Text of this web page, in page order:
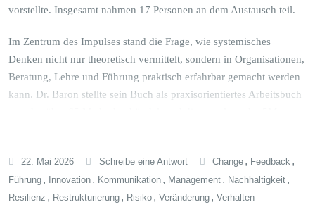
erfolgreich in Organisationen eingeführt werden können. Als
wesentliche Erfahrung wurde festgehalten: Statt zu lange nach
einem perfekten Ausgangsmodell zu suchen, sollten Organisationen
frühzeitig modellieren, die Beteiligten einbeziehen und ihre
Einblicke in die praktische Anwendung kybernetischer
Organisationsmodelle und allen Teilnehmenden für den engagierten
Austausch.
vorstellte. Insgesamt nahmen 17 Personen an dem Austausch teil.
Im Zentrum des Impulses stand die Frage, wie systemisches
Denken nicht nur theoretisch vermittelt, sondern in Organisationen,
Beratung, Lehre und Führung praktisch erfahrbar gemacht werden
kann. Dr. Baron stellte sein Buch als praxisorientiertes Arbeitsbuch
Orientierungshilfe, um je nach Situation, Zielgruppe und
Problemstellung geeignete Methoden auszuwählen.
22. Mai 2026 Schreibe eine Antwort Change , Feedback ,
Führung , Innovation , Kommunikation , Management , Nachhaltigkeit ,
Resilienz , Restrukturierung , Risiko , Veränderung , Verhalten